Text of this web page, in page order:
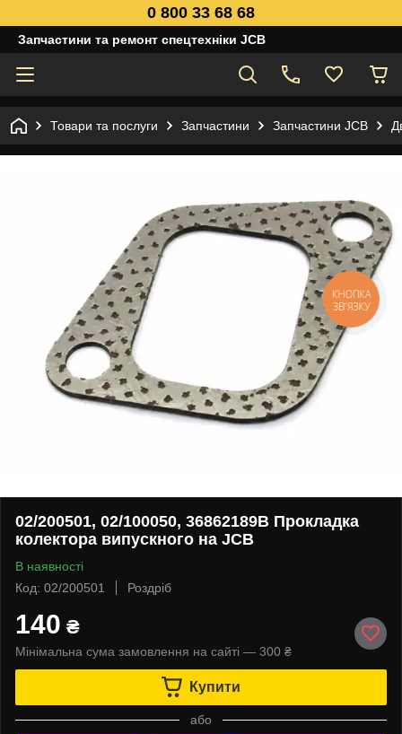
0 800 33 68 68
Запчастини та ремонт спецтехніки JCB
Товари та послуги Запчастини Запчастини JCB
02/200501, 02/100050, 36862189B Прокладка
колектора випускного на JCB
В наявності
Код: 02/200501
Роздріб
140 ₴
Мінімальна сума замовлення на сайті — 300 ₴
Купити
або
КНОПКА
ЗВ'ЯЗКУ